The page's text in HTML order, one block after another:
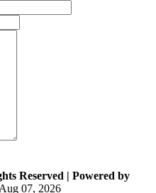
Reserved | Powered by
Aug 07, 2026